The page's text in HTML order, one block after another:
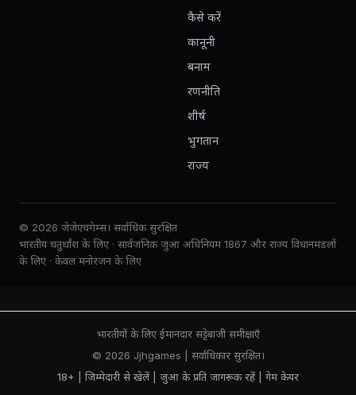
कैसे करें
कानूनी
बनाम
रणनीति
शीर्ष
भुगतान
राज्य
© 2026 जेजेएचगेम्स। सर्वाधिक सुरक्षित
भारतीय चतुर्थांश के लिए · सार्वजनिक जुआ अधिनियम 1867 और राज्य विधानमंडलों
के लिए · केवल मनोरंजन के लिए
भारतीयों के लिए ईमानदार सट्टेबाजी समीक्षाएँ
© 2026 Jjhgames | सर्वाधिकार सुरक्षित।
18+ | जिम्मेदारी से खेलें | जुआ के प्रति जागरूक रहें| गेम केयर